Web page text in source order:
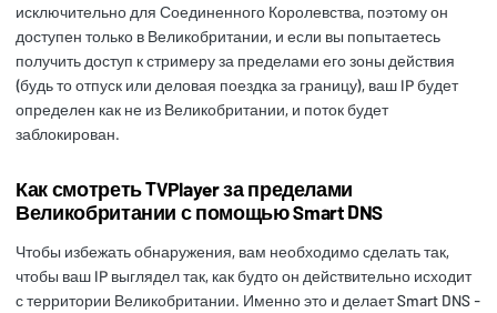
исключительно для Соединенного Королевства, поэтому он
доступен только в Великобритании, и если вы попытаетесь
получить доступ к стримеру за пределами его зоны действия
(будь то отпуск или деловая поездка за границу), ваш IP будет
определен как не из Великобритании, и поток будет
заблокирован.
Как смотреть TVPlayer за пределами
Великобритании с помощью Smart DNS
Чтобы избежать обнаружения, вам необходимо сделать так,
чтобы ваш IP выглядел так, как будто он действительно исходит
с территории Великобритании. Именно это и делает Smart DNS -